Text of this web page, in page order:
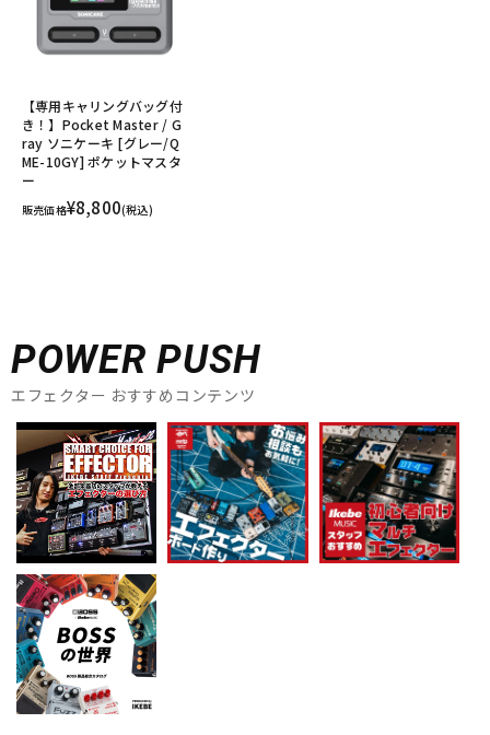
【専用キャリングバッグ付
き！】Pocket Master / G
ray ソニケーキ [グレー/Q
ME-10GY] ポケットマスタ
ー
販売価格¥8,800(税込)
POWER PUSH
エフェクター おすすめコンテンツ